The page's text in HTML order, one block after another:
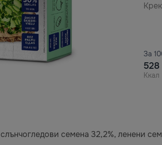
За
528
Ккал
семена 32,2%, ленени